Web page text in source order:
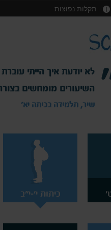
תקלות נפוצות
לא יודעת איך הייתי
השיעורים מומחשים
שיר, תלמידה בכיתה יא'
כיתות י'-י"ב